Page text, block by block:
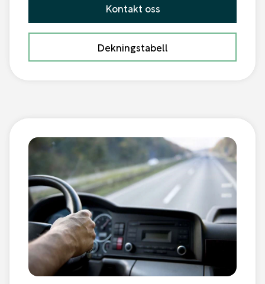
Kontakt oss
Dekningstabell